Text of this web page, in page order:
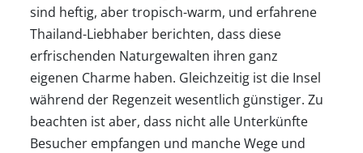
sind heftig, aber tropisch-warm, und erfahrene
Thailand-Liebhaber berichten, dass diese
erfrischenden Naturgewalten ihren ganz
eigenen Charme haben. Gleichzeitig ist die Insel
während der Regenzeit wesentlich günstiger. Zu
beachten ist aber, dass nicht alle Unterkünfte
Besucher empfangen und manche Wege und